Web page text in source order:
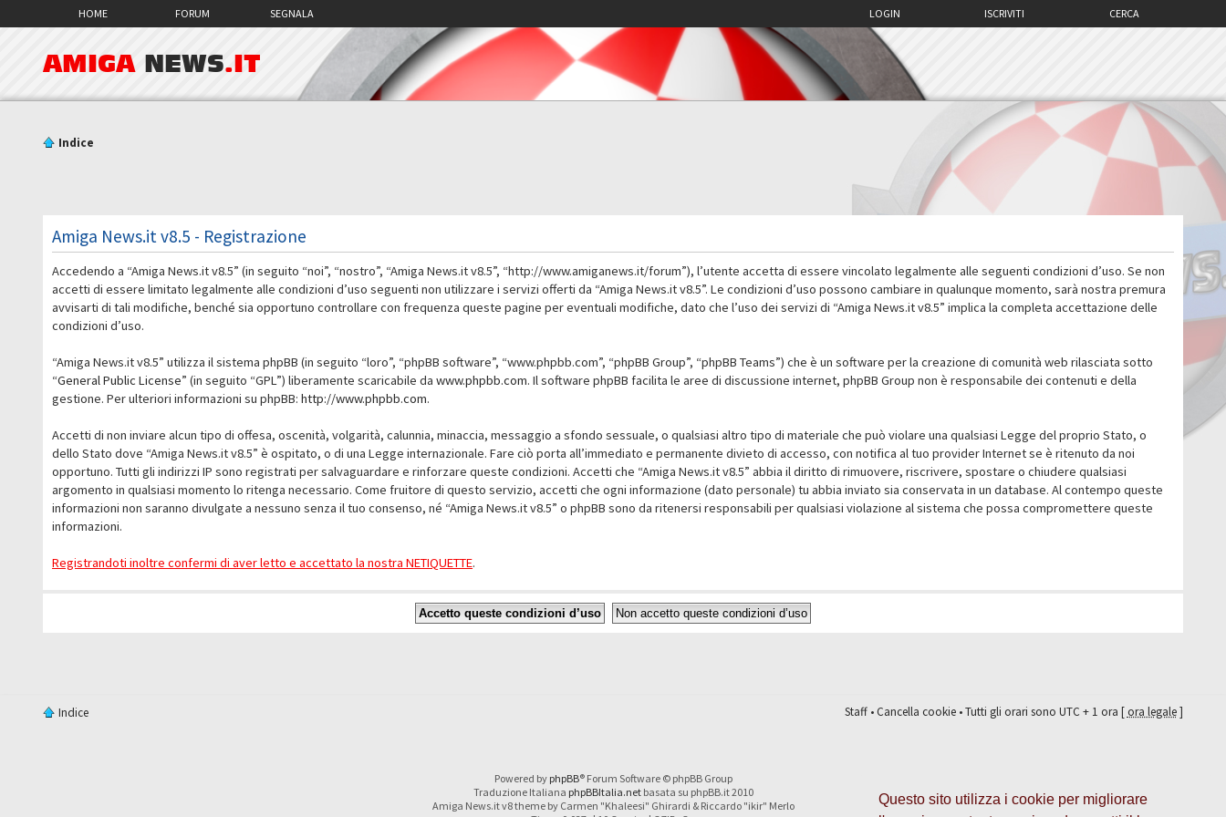
Questo sito utilizza i cookie per migliorare
HOME FORUM SEGNALA CERCA
ISCRIVITI
LOGIN
AMIGA NEWS.IT
Indice
Amiga News.it v8.5 - Registrazione
Accedendo a “Amiga News.it v8.5” (in seguito “noi”, “nostro”, “Amiga News.it v8.5”, “http://www.amiganews.it/forum”), l’utente accetta di essere vincolato legalmente alle seguenti condizioni d’uso. Se non
accetti di essere limitato legalmente alle condizioni d’uso seguenti non utilizzare i servizi offerti da “Amiga News.it v8.5”. Le condizioni d’uso possono cambiare in qualunque momento, sarà nostra premura
avvisarti di tali modifiche, benché sia opportuno controllare con frequenza queste pagine per eventuali modifiche, dato che l’uso dei servizi di “Amiga News.it v8.5” implica la completa accettazione delle
condizioni d’uso.
“Amiga News.it v8.5” utilizza il sistema phpBB (in seguito “loro”, “phpBB software”, “www.phpbb.com”, “phpBB Group”, “phpBB Teams”) che è un software per la creazione di comunità web rilasciata sotto
“General Public License” (in seguito “GPL”) liberamente scaricabile dawww.phpbb.com. Il software phpBB facilita le aree di discussione internet, phpBB Group non è responsabile dei contenuti e della
gestione. Per ulteriori informazioni su phpBB:http://www.phpbb.com.
Accetti di non inviare alcun tipo di offesa, oscenità, volgarità, calunnia, minaccia, messaggio a sfondo sessuale, o qualsiasi altro tipo di materiale che può violare una qualsiasi Legge del proprio Stato, o
dello Stato dove “Amiga News.it v8.5” è ospitato, o di una Legge internazionale. Fare ciò porta all’immediato e permanente divieto di accesso, con notifica al tuo provider Internet se è ritenuto da noi
opportuno. Tutti gli indirizzi IP sono registrati per salvaguardare e rinforzare queste condizioni. Accetti che “Amiga News.it v8.5” abbia il diritto di rimuovere, riscrivere, spostare o chiudere qualsiasi
argomento in qualsiasi momento lo ritenga necessario. Come fruitore di questo servizio, accetti che ogni informazione (dato personale) tu abbia inviato sia conservata in un database. Al contempo queste
informazioni non saranno divulgate a nessuno senza il tuo consenso, né “Amiga News.it v8.5” o phpBB sono da ritenersi responsabili per qualsiasi violazione al sistema che possa compromettere queste
informazioni.
Registrandoti inoltre confermi di aver letto e accettato la nostra NETIQUETTE.
Indice Staff•Cancella cookie• Tutti gli orari sono UTC + 1 ora [ora legale]
Powered by phpBB® Forum Software © phpBB Group
Traduzione Italiana phpBBItalia.netbasata su phpBB.it 2010
Amiga News.it v8 theme by Carmen "Khaleesi" Ghirardi & Riccardo "ikir" Merlo